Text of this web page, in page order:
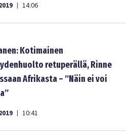
| 14:06
Kotimainen
retuperällä, Rinne
Afrikasta – ”Näin ei voi
| 10:41